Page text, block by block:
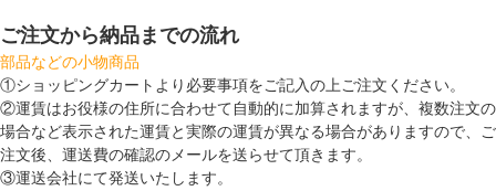
ご注文から納品までの流れ
部品などの小物商品
①ショッピングカートより必要事項をご記入の上ご注文ください。
②運賃はお役様の住所に合わせて自動的に加算されますが、複数注文の
場合など表示された運賃と実際の運賃が異なる場合がありますので、ご
注文後、運送費の確認のメールを送らせて頂きます。
③運送会社にて発送いたします。